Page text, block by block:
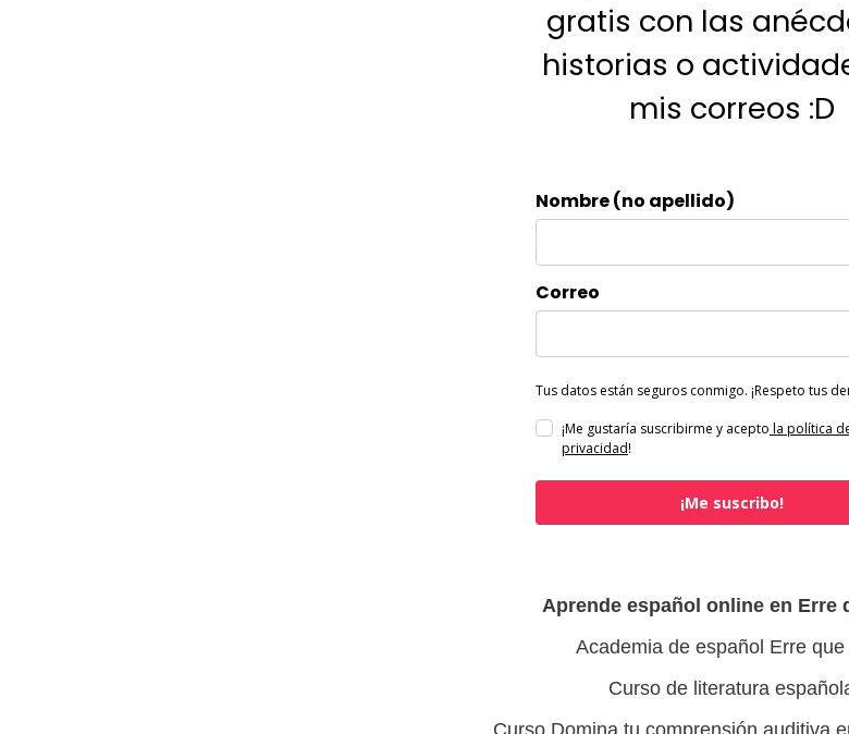
gratis con las
historias o
mis correos :D
Nombre (no apellido)
Correo
Tus datos están seguros conmigo. ¡Respeto tus
¡Me gustaría suscribirme y acepto la política
privacidad!
¡Me suscribo!
Aprende español online en Erre
Academia de español Erre que
Curso de literatura